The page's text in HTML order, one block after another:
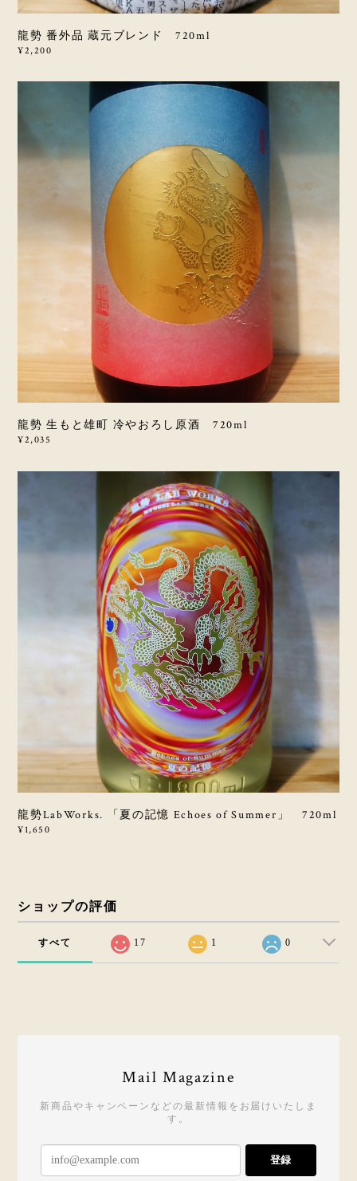
龍勢 番外品 蔵元ブレンド 720ml
¥2,200
龍勢 生もと雄町 冷やおろし原酒 720ml
¥2,035
龍勢LabWorks. 「夏の記憶 Echoes of Summer」 720ml
¥1,650
ショップの評価
すべて 17 1 0
Mail Magazine
新商品やキャンペーンなどの最新情報をお届けいたしま
す。
登録